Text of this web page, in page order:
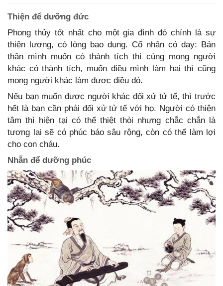
Thiện để dưỡng đức
Phong thủy tốt nhất cho một gia đình đó chính là sự
thiện lương, có lòng bao dung. Cổ nhân có dạy: Bản
thân mình muốn có thành tích thì cùng mong người
khác có thành tích, muốn điều mình làm hai thì cũng
mong người khác làm được điều đó.
Nếu bạn muốn được người khác đối xử tử tế, thì trước
hết là bạn cần phải đối xử tử tế với họ. Người có thiện
tâm thì hiện tại có thể thiệt thòi nhưng chắc chắn là
tương lai sẽ có phúc báo sâu rộng, còn có thể làm lợi
cho con cháu.
Nhẫn để dưỡng phúc